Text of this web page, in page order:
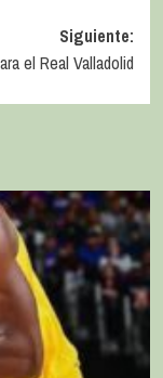
Siguiente:
el Real Valladolid